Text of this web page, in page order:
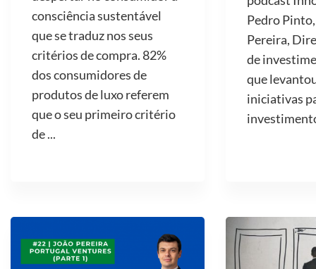
consciência sustentável
que se traduz nos seus
critérios de compra. 82%
dos consumidores de
produtos de luxo referem
que o seu primeiro critério
de ...
Pedro
Pereira,
de
que
iniciativas